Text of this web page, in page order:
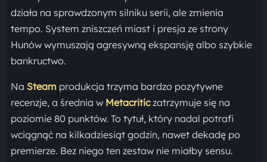
działa na sprawdzonym silniku serii, ale zmienia
tempo. System zniszczeń miast i presja ze strony
Hunów wymuszają agresywną ekspansję albo szybkie
bankructwo.
Na Steam produkcja trzyma bardzo pozytywne
recenzje, a średnia w Metacriticzatrzymuje się na
poziomie 80 punktów. To tytuł, który nadal potrafi
wciągnąć na kilkadziesiąt godzin, nawet dekadę po
premierze. Bez niego ten zestaw nie miałby sensu.